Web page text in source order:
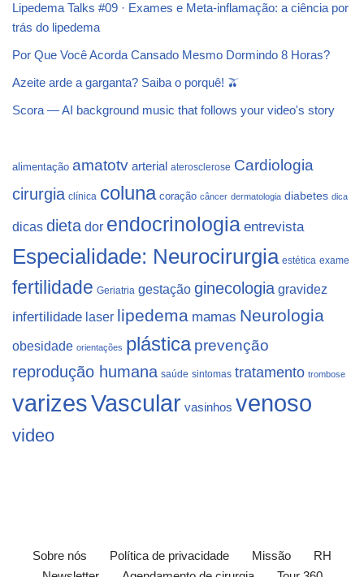
Lipedema Talks #09 · Exames e Meta-inflamação: a ciência por
trás do lipedema
Por Que Você Acorda Cansado Mesmo Dormindo 8 Horas?
Azeite arde a garganta? Saiba o porquê! 🫒
Scora — AI background music that follows your video's story
alimentação amatotv arterial aterosclerose Cardiologia
cirurgia clínica coluna coração câncer dermatologia diabetes dica
dicas dieta dor endocrinologia entrevista
Especialidade: Neurocirurgia estética exame
fertilidade Geriatria gestação ginecologia gravidez
infertilidade laser lipedema mamas Neurologia
obesidade orientações plástica prevenção
reprodução humana saúde sintomas tratamento trombose
varizesVascular vasinhos venoso
video
Sobre nós Política de privacidade Missão
RH